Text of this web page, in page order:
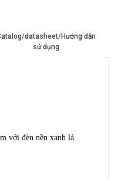
datasheet/Hướng dẫn
sử dụng
với đèn nền xanh lá